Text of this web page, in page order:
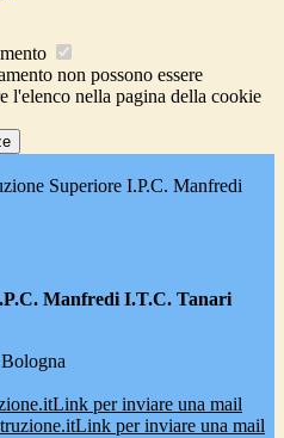
non possono essere
l'elenco nella pagina della cookie
Superiore I.P.C. Manfredi
Manfredi I.T.C. Tanari
Link per inviare una mail
Link per inviare una mail